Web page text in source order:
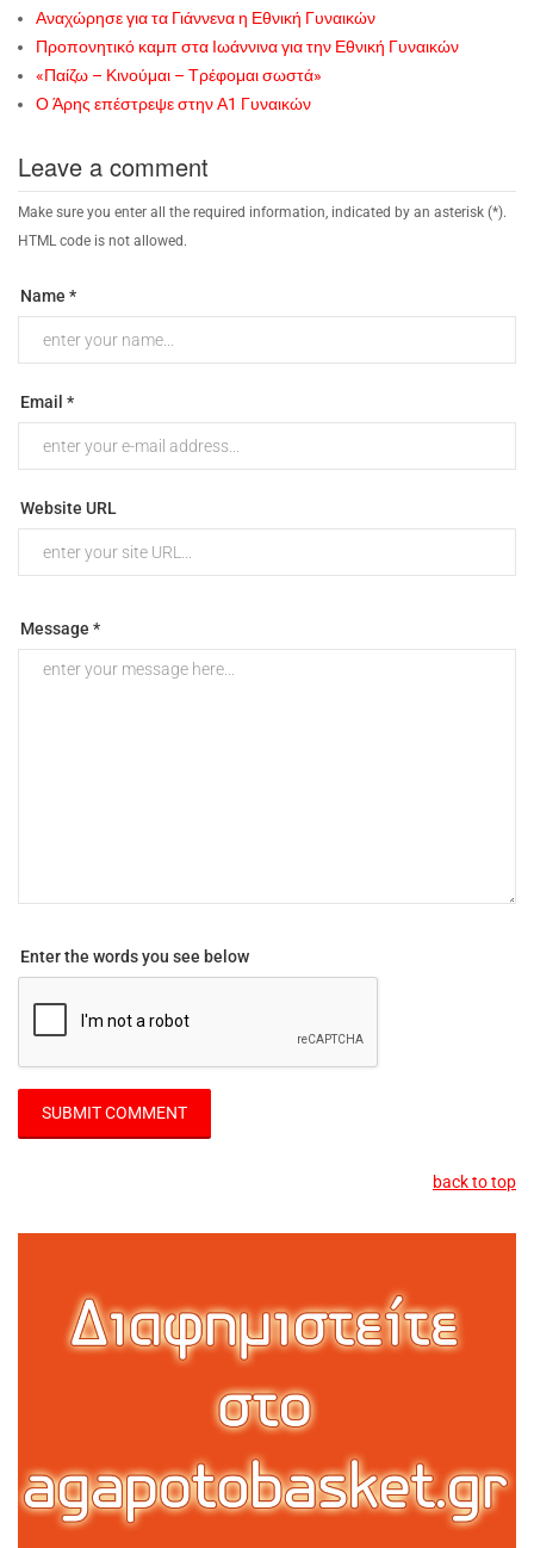
Αναχώρησε για τα Γιάννενα η Εθνική Γυναικών
Προπονητικό καμπ στα Ιωάννινα για την Εθνική Γυναικών
«Παίζω – Κινούμαι – Τρέφομαι σωστά»
Ο Άρης επέστρεψε στην Α1 Γυναικών
Leave a comment
Make sure you enter all the required information, indicated by an asterisk (*).
HTML code is not allowed.
Name *
Email *
Website URL
Message *
Enter the words you see below
back to top